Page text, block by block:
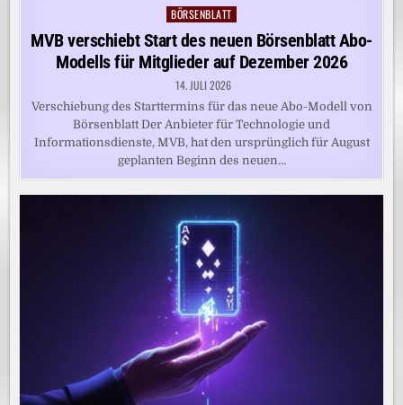
Posted
BÖRSENBLATT
MVB verschiebt Start des neuen Börsenblatt Abo-
Modells für Mitglieder auf Dezember 2026
14. JULI 2026
Verschiebung des Starttermins für das neue Abo-Modell von
Börsenblatt Der Anbieter für Technologie und
Informationsdienste, MVB, hat den ursprünglich für August
geplanten Beginn des neuen…